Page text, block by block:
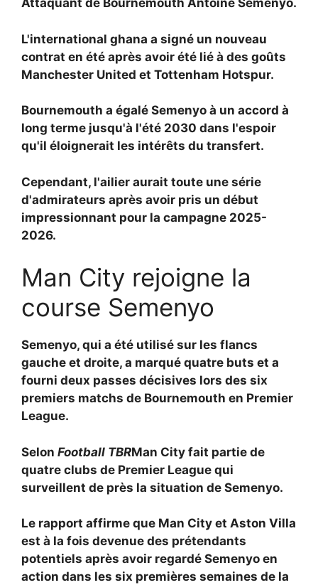
Attaquant de Bournemouth Antoine Semenyo.
L'international ghana a signé un nouveau
contrat en été après avoir été lié à des goûts
Manchester United et Tottenham Hotspur.
Bournemouth a égalé Semenyo à un accord à
long terme jusqu'à l'été 2030 dans l'espoir
qu'il éloignerait les intérêts du transfert.
Cependant, l'ailier aurait toute une série
d'admirateurs après avoir pris un début
impressionnant pour la campagne 2025-
2026.
Man City rejoigne la
course Semenyo
Semenyo, qui a été utilisé sur les flancs
gauche et droite, a marqué quatre buts et a
fourni deux passes décisives lors des six
premiers matchs de Bournemouth en Premier
League.
Selon Football TBRMan City fait partie de
quatre clubs de Premier League qui
surveillent de près la situation de Semenyo.
Le rapport affirme que Man City et Aston Villa
est à la fois devenue des prétendants
potentiels après avoir regardé Semenyo en
action dans les six premières semaines de la